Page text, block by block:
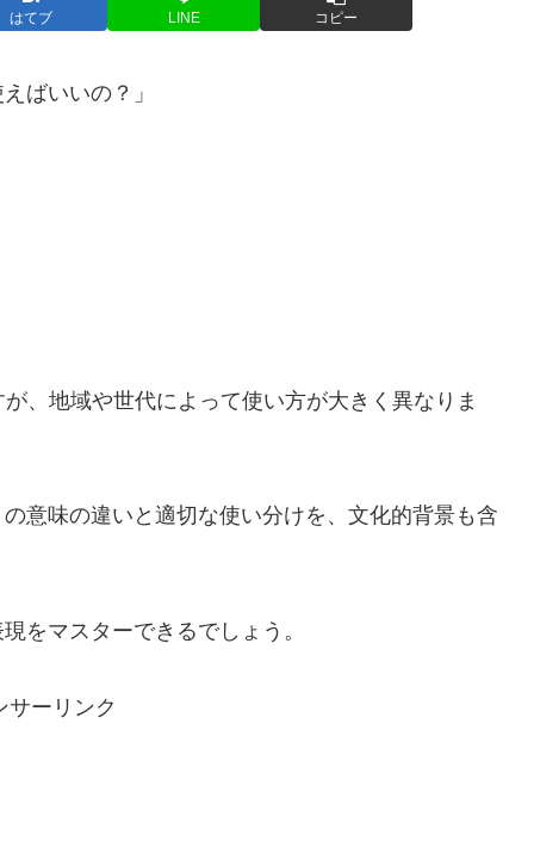
はてブ LINE コピー
ばいいの？」
、地域や世代によって使い方が大きく異なりま
意味の違いと適切な使い分けを、文化的背景も含
をマスターできるでしょう。
サーリンク